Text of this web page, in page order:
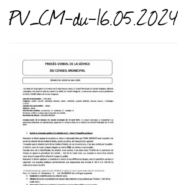
PV_CM-du-16.05.2024